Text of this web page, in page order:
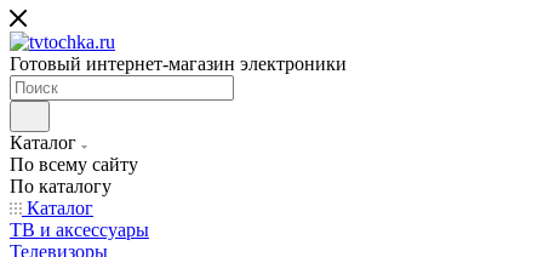
Готовый интернет-магазин электроники
Каталог
По всему сайту
По каталогу
Каталог
ТВ и аксессуары
Телевизоры